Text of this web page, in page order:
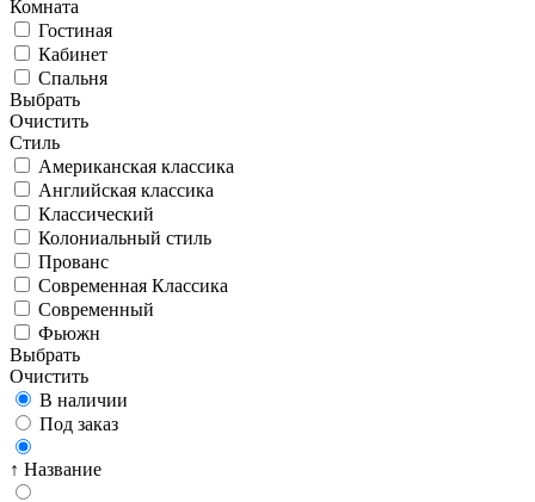
Комната
Гостиная
Кабинет
Спальня
Выбрать
Очистить
Стиль
Американская классика
Английская классика
Классический
Колониальный стиль
Прованс
Современная Классика
Современный
Фьюжн
Выбрать
Очистить
В наличии
Под заказ
↑ Название